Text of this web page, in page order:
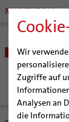
Wir
Zugriffe auf
Analysen an
die
MARIENDOM
BISTUM